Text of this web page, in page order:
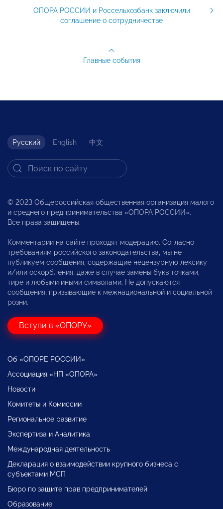
ОПОРА РОССИИ и Россельхозбанк заключили
соглашение о сотрудничестве
Главные события
Русский English 中文
© 2023 Общероссийская общественная организация малого
и среднего предпринимательства «ОПОРА РОССИИ».
Все права защищены.
Комментарии на сайте проходят модерацию. Согласно
требованиям российского законодательства, мы не
публикуем сообщения, содержащие нецензурную лексику
и/или оскорбления, даже в случае замены букв точками,
тире и любыми иными символами. Не допускаются
сообщения, призывающие к межнациональной и социальной
розни.
Вступи в «ОПОРУ»
Об «ОПОРЕ РОССИИ»
Ассоциация «НП «ОПОРА»
Новости
Комитеты и Комиссии
Региональное развитие
Экспертиза и Аналитика
Международная деятельность
Декларация о взаимодействии крупного бизнеса с
субъектами МСП
Бюро по защите прав предпринимателей
Образование